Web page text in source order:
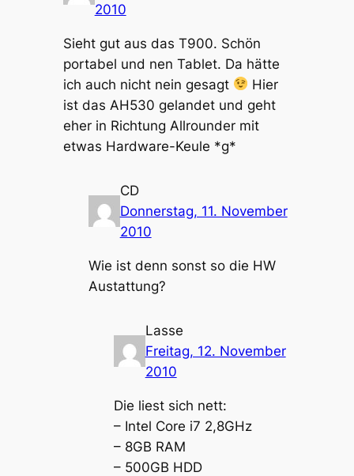
2010
Sieht gut aus das T900. Schön
portabel und nen Tablet. Da hätte
ich auch nicht nein gesagt
Hier
ist das AH530 gelandet und geht
eher in Richtung Allrounder mit
etwas Hardware-Keule *g*
CD
Donnerstag, 11. November
2010
Wie ist denn sonst so die HW
Austattung?
Lasse
Freitag, 12. November
2010
Die liest sich nett:
– Intel Core i7 2,8GHz
– 8GB RAM
– 500GB HDD